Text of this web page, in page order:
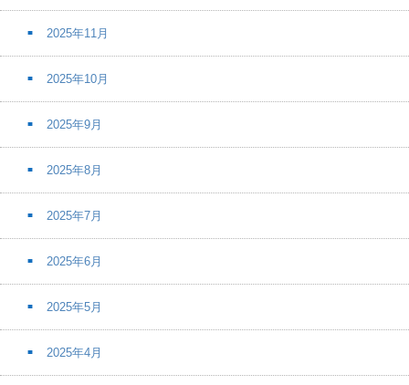
2025年11月
2025年10月
2025年9月
2025年8月
2025年7月
2025年6月
2025年5月
2025年4月